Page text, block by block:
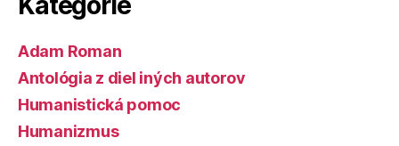
Adam Roman
Antológia z diel iných autorov
Humanistická pomoc
Humanizmus